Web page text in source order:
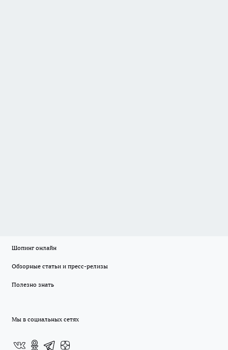
Шопинг онлайн
Обзорные статьи и пресс-релизы
Полезно знать
Мы в социальных сетях